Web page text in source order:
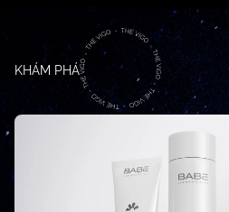
KHÁM PHÁ